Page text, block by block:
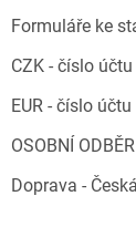
Formuláře ke
CZK - číslo
EUR - číslo
OSOBNÍ
Doprava -